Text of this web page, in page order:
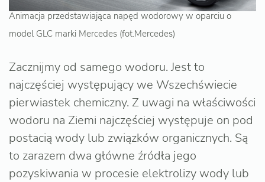
Animacja przedstawiająca napęd wodorowy w oparciu o
model GLC marki Mercedes (fot.Mercedes)
Zacznijmy od samego wodoru. Jest to
najczęściej występujący we Wszechświecie
pierwiastek chemiczny. Z uwagi na właściwości
wodoru na Ziemi najczęściej występuje on pod
postacią wody lub związków organicznych. Są
to zarazem dwa główne źródła jego
pozyskiwania w procesie elektrolizy wody lub